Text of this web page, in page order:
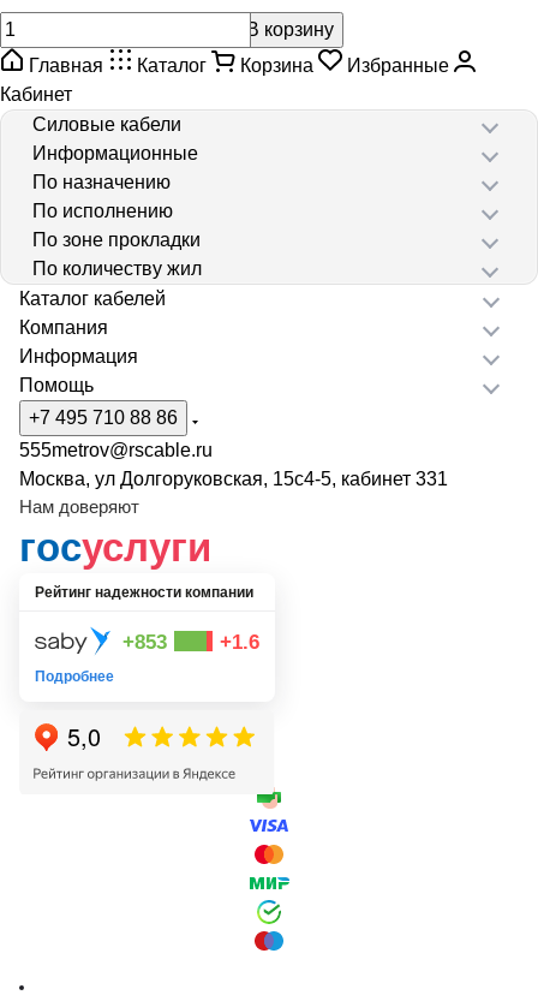
В корзину
Главная
Каталог Корзина
Избранные
Кабинет
Силовые кабели
Информационные
По назначению
По исполнению
По зоне прокладки
По количеству жил
Каталог кабелей
Компания
Информация
Помощь
+7 495 710 88 86
555metrov@rscable.ru
Москва, ул Долгоруковская, 15с4-5, кабинет 331
Нам доверяют
госуслуги
Рейтинг надежности компании
+853 +1.6
Подробнее